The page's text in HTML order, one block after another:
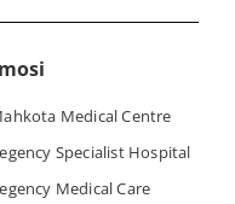
Medical Centre
Specialist Hospital
Medical Care